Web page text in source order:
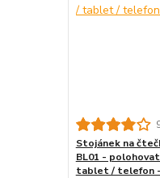
Stojánek na
BL01 -
tablet / telefon -